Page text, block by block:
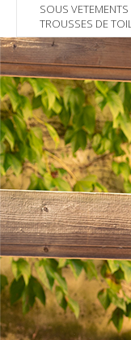
SOUS VETEMENTS
TROUSSES DE